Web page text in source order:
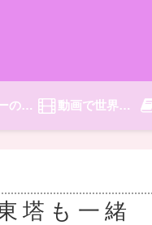
日記 動画で世界旅行
塔も一緒